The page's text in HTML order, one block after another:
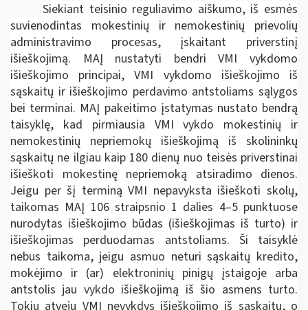
Siekiant teisinio reguliavimo aiškumo, iš esmės
suvienodintas mokestinių ir nemokestinių prievolių
administravimo procesas, įskaitant priverstinį
išieškojimą. MAĮ nustatyti bendri VMI vykdomo
išieškojimo principai, VMI vykdomo išieškojimo iš
sąskaitų ir išieškojimo perdavimo antstoliams sąlygos
bei terminai. MAĮ pakeitimo įstatymas nustato bendrą
taisyklę, kad pirmiausia VMI vykdo mokestinių ir
nemokestinių nepriemokų išieškojimą iš skolininkų
sąskaitų ne ilgiau kaip 180 dienų nuo teisės priverstinai
išieškoti mokestinę nepriemoką atsiradimo dienos.
Jeigu per šį terminą VMI nepavyksta išieškoti skolų,
taikomas MAĮ 106 straipsnio 1 dalies 4–5 punktuose
nurodytas išieškojimo būdas (išieškojimas iš turto) ir
išieškojimas perduodamas antstoliams. Ši taisyklė
nebus taikoma, jeigu asmuo neturi sąskaitų kredito,
mokėjimo ir (ar) elektroninių pinigų įstaigoje arba
antstolis jau vykdo išieškojimą iš šio asmens turto.
Tokiu atveju VMI nevykdys išieškojimo iš sąskaitų, o